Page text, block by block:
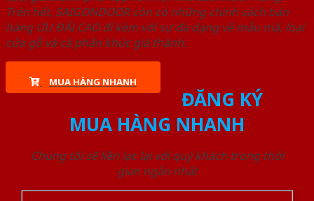
Trên hết, SAIGONDOOR còn có những chính sách bán
hàng ƯU ĐÃI CAO đi kèm với sự đa dạng về mẫu mã, loại
cửa gỗ và cả phân khúc giá thành.
MUA HÀNG NHANH
ĐĂNG KÝ
MUA HÀNG NHANH
Chúng tôi sẽ liên lạc lại với quý khách trong thời
gian ngắn nhất